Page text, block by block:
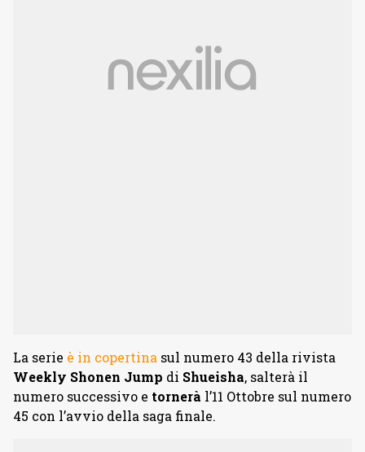
La serie è in copertina sul numero 43 della rivista
Weekly Shonen Jump di Shueisha, salterà il
numero successivo e tornerà l’11 Ottobre sul numero
45 con l’avvio della saga finale.